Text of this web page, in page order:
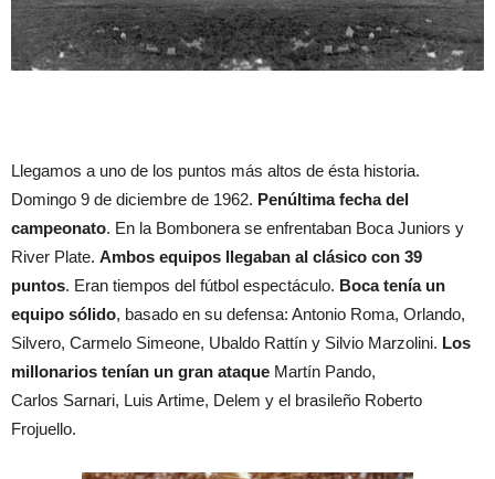
Llegamos a uno de los puntos más altos de ésta historia.
Domingo 9 de diciembre de 1962. Penúltima fecha del
campeonato. En la Bombonera se enfrentaban Boca Juniors y
River Plate. Ambos equipos llegaban al clásico con 39
puntos. Eran tiempos del fútbol espectáculo. Boca tenía un
equipo sólido, basado en su defensa: Antonio Roma, Orlando,
Silvero, Carmelo Simeone, Ubaldo Rattín y Silvio Marzolini. Los
millonarios tenían un gran ataque Martín Pando,
Carlos Sarnari, Luis Artime, Delem y el brasileño Roberto
Frojuello.